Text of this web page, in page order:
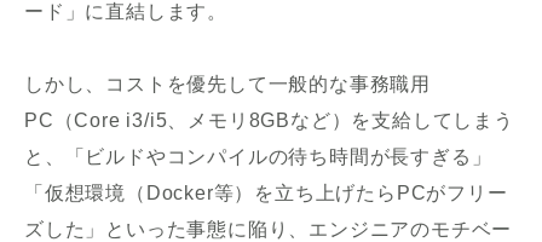
ード」に直結します。
しかし、コストを優先して一般的な事務職用
PC（Core i3/i5、メモリ8GBなど）を支給してしまう
と、「ビルドやコンパイルの待ち時間が長すぎる」
「仮想環境（Docker等）を立ち上げたらPCがフリー
ズした」といった事態に陥り、エンジニアのモチベー